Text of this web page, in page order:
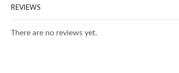
REVIEWS
There are no reviews yet.